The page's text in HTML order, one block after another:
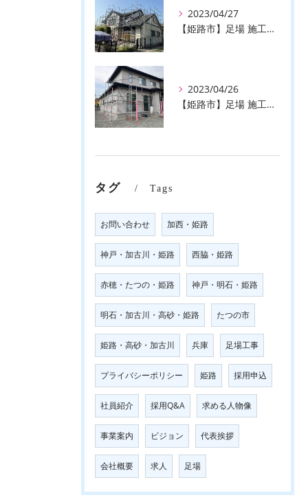
2023/04/27
【姫路市】足場 施工事例のご紹介♪【株式会社ever】
2023/04/26
【姫路市】足場 施工事例のご紹介♪【株式会社ever】
タグ Tags
お問い合わせ 加西・姫路
神戸・加古川・姫路 西脇・姫路
赤穂・たつの・姫路 神戸・明石・姫路
明石・加古川・高砂・姫路 たつの市
姫路・高砂・加古川 兵庫 足場工事
プライバシーポリシー 姫路 採用申込
社員紹介 採用Q&A 求める人物像
事業案内 ビジョン 代表挨拶
会社概要 求人 足場